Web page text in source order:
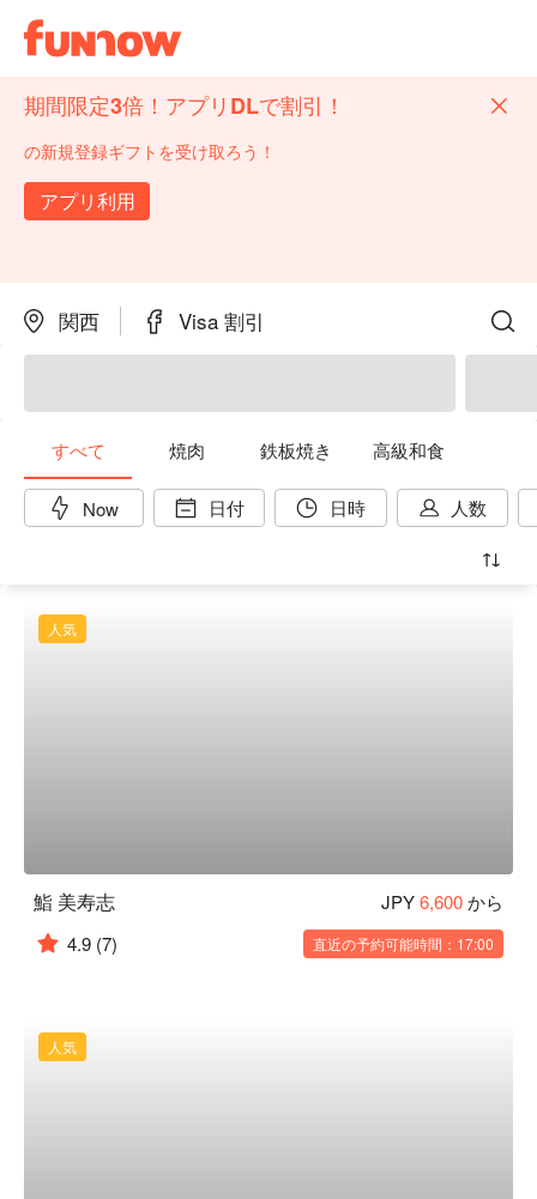
期間限定3倍！アプリDLで割引！
の新規登録ギフトを受け取ろう！
アプリ利用
関西 Visa 割引
すべて 焼肉 鉄板焼き 高級和食
Now 日付 日時 人数
人気
鮨 美寿志 JPY6,600から
4.9 (7) 直近の予約可能時間：17:00
人気